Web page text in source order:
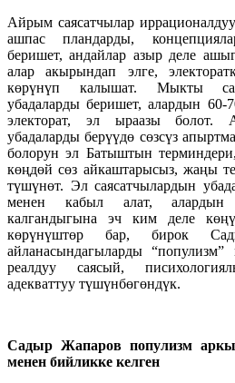
Айрым саясатчылар
ашпас пландарды,
беришет, андайлар азыр деле
алар акырындап элге,
көрүнүп калышат. Мыкты
убадаларды беришет, алардын 60-
электорат, эл ыраазы болот.
убадаларды берүүдө сөзсүз
болорун эл Батыштын
көңдөй сөз айкаштарысыз, жаңы
түшүнөт. Эл саясатчылардын
менен кабыл алат, алардын
калгандыгына эч ким деле
көрүнүштөр бар, бирок
айланасындагыларды
реалдуу саясый,
адекваттуу түшүнбөгөндүк.
Садыр Жапаров популизм
менен бийликке келген